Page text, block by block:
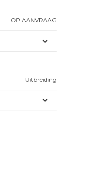
OP AANVRAAG
Uitbreiding